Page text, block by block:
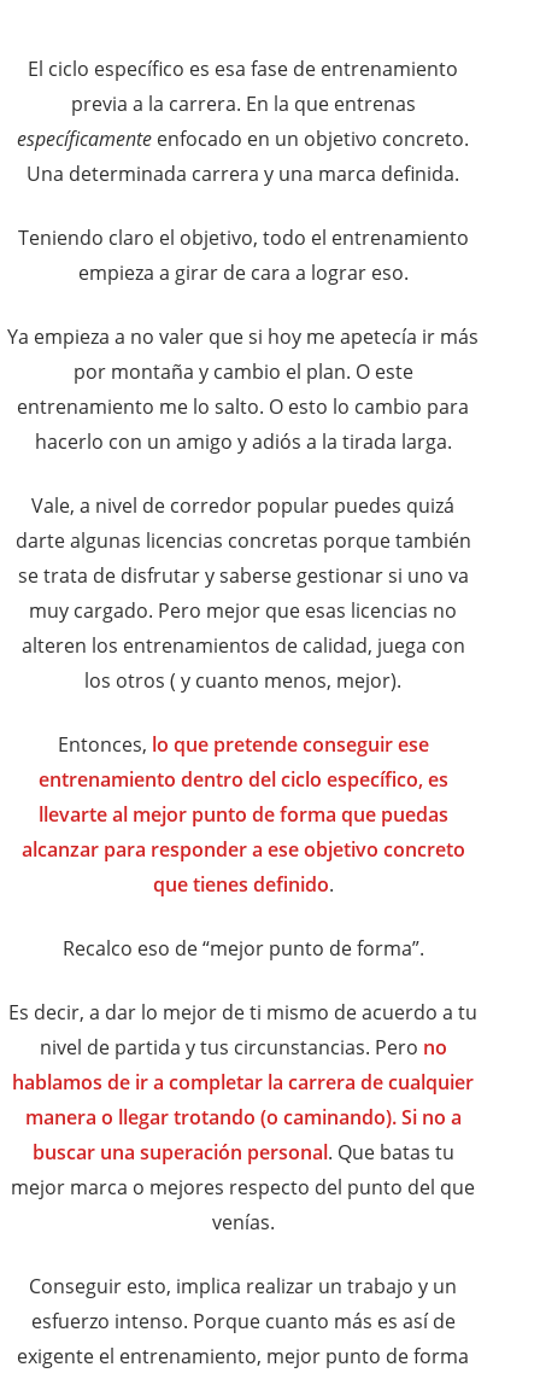
El ciclo específico es esa fase de entrenamiento
previa a la carrera. En la que entrenas
específicamente enfocado en un objetivo concreto.
Una determinada carrera y una marca definida.
Teniendo claro el objetivo, todo el entrenamiento
empieza a girar de cara a lograr eso.
Ya empieza a no valer que si hoy me apetecía ir más
por montaña y cambio el plan. O este
entrenamiento me lo salto. O esto lo cambio para
hacerlo con un amigo y adiós a la tirada larga.
Vale, a nivel de corredor popular puedes quizá
darte algunas licencias concretas porque también
se trata de disfrutar y saberse gestionar si uno va
muy cargado. Pero mejor que esas licencias no
alteren los entrenamientos de calidad, juega con
los otros ( y cuanto menos, mejor).
Entonces, lo que pretende conseguir ese
entrenamiento dentro del ciclo específico, es
llevarte al mejor punto de forma que puedas
alcanzar para responder a ese objetivo concreto
que tienes definido.
Recalco eso de “mejor punto de forma”.
Es decir, a dar lo mejor de ti mismo de acuerdo a tu
nivel de partida y tus circunstancias. Pero no
hablamos de ir a completar la carrera de cualquier
manera o llegar trotando (o caminando). Si no a
buscar una superación personal. Que batas tu
mejor marca o mejores respecto del punto del que
venías.
Conseguir esto, implica realizar un trabajo y un
esfuerzo intenso. Porque cuanto más es así de
exigente el entrenamiento, mejor punto de forma